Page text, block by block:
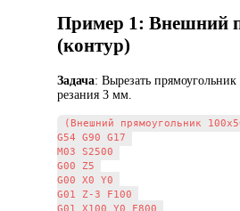
Пример 1: Внешний
(контур)
Задача: Вырезать
резания 3 мм.
(Внешний прямоугольник
G54 G90 G17
M03 S2500
G00 Z5
G00 X0 Y0
G01 Z-3 F100